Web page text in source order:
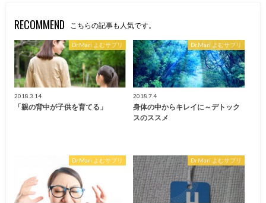
RECOMMEND こちらの記事も人気です。
Dr.Mari よむサプリ
2018.3.14
「親の背中が子供を育てる」
Dr.Mari よむサプリ
2018.7.4
身体の中からキレイに～デトック
スのススメ
Dr.Mari よむサプリ Dr.Mari よむサプリ